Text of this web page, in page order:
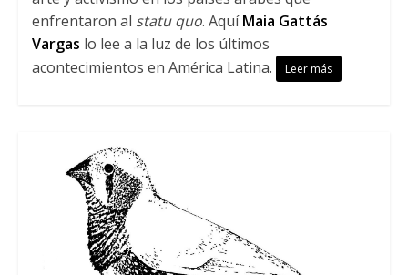
enfrentaron al statu quo. AquíMaia Gattás
Vargas lo lee a la luz de los últimos
acontecimientos en América Latina.
Leer más